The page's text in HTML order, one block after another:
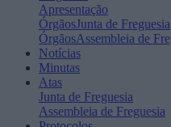
Apresentação
ÓrgãosJunta de Freguesia
ÓrgãosAssembleia de
Notícias
Minutas
Atas
Junta de Freguesia
Assembleia de Freguesia